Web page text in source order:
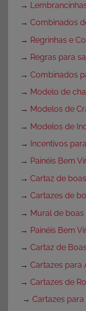
→
→ Combinados
→ Regrinhas e
→ Regras para
→ Combinados
→ Modelo de
→ Modelos de
→ Modelos de
→ Incentivos
→ Painéis Bem
→ Cartaz de
→ Cartazes de
→ Mural de
→ Painéis Bem
→ Cartaz de
→ Cartazes para
→ Cartazes de
→ Cartazes